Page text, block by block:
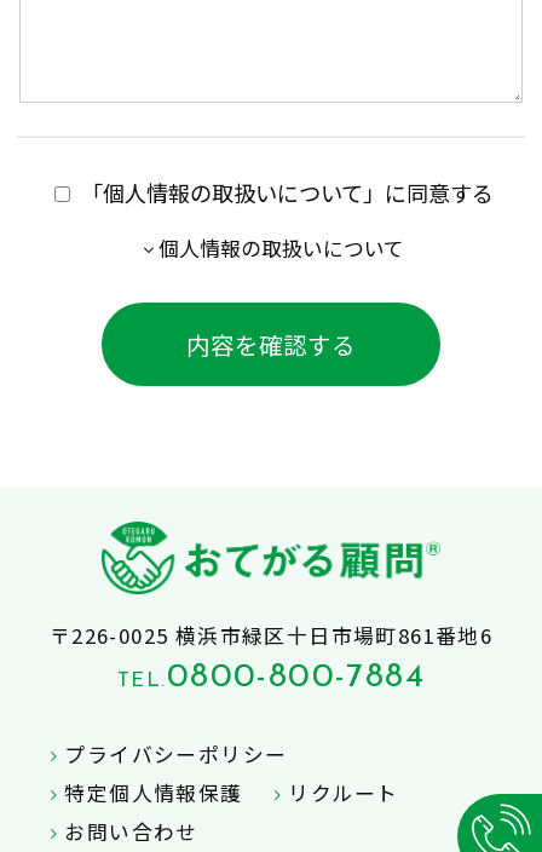
「個人情報の取扱いについて」に同意する
個人情報の取扱いについて
〒226-0025 横浜市緑区十日市場町861番地6
TEL.0800-800-7884
プライバシーポリシー
特定個人情報保護
リクルート
お問い合わせ